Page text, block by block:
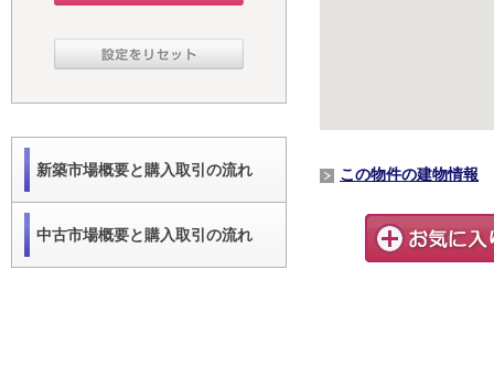
新築市場概要と購入取引の流れ
中古市場概要と購入取引の流れ
この物件の建物情報